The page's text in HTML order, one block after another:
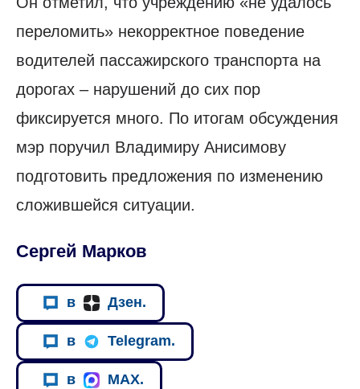
переломить» некорректное поведение
водителей пассажирского транспорта на
дорогах – нарушений до сих пор
фиксируется много. По итогам обсуждения
мэр поручил Владимиру Анисимову
подготовить предложения по изменению
сложившейся ситуации.
Сергей Марков
в Дзен.
в Telegram.
в MAX.